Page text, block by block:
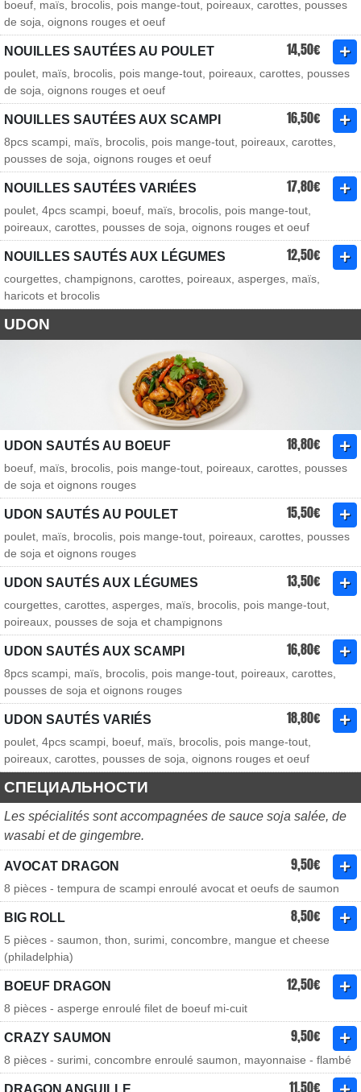
boeuf, maïs, brocolis, pois mange-tout, poireaux, carottes, pousses
de soja, oignons rouges et oeuf
NOUILLES SAUTÉES AU POULET 14,50€
poulet, maïs, brocolis, pois mange-tout, poireaux, carottes, pousses
de soja, oignons rouges et oeuf
NOUILLES SAUTÉES AUX SCAMPI 16,50€
8pcs scampi, maïs, brocolis, pois mange-tout, poireaux, carottes,
pousses de soja, oignons rouges et oeuf
NOUILLES SAUTÉES VARIÉES 17,80€
poulet, 4pcs scampi, boeuf, maïs, brocolis, pois mange-tout,
poireaux, carottes, pousses de soja, oignons rouges et oeuf
NOUILLES SAUTÉS AUX LÉGUMES 12,50€
courgettes, champignons, carottes, poireaux, asperges, maïs,
haricots et brocolis
UDON
UDON SAUTÉS AU BOEUF 18,80€
boeuf, maïs, brocolis, pois mange-tout, poireaux, carottes, pousses
de soja et oignons rouges
UDON SAUTÉS AU POULET 15,50€
poulet, maïs, brocolis, pois mange-tout, poireaux, carottes, pousses
de soja et oignons rouges
UDON SAUTÉS AUX LÉGUMES 13,50€
courgettes, carottes, asperges, maïs, brocolis, pois mange-tout,
poireaux, pousses de soja et champignons
UDON SAUTÉS AUX SCAMPI 16,80€
8pcs scampi, maïs, brocolis, pois mange-tout, poireaux, carottes,
pousses de soja et oignons rouges
UDON SAUTÉS VARIÉS 18,80€
poulet, 4pcs scampi, boeuf, maïs, brocolis, pois mange-tout,
poireaux, carottes, pousses de soja, oignons rouges et oeuf
СПЕЦИАЛЬНОСТИ
Les spécialités sont accompagnées de sauce soja salée, de
wasabi et de gingembre.
AVOCAT DRAGON 9,50€
8 pièces - tempura de scampi enroulé avocat et oeufs de saumon
BIG ROLL 8,50€
5 pièces - saumon, thon, surimi, concombre, mangue et cheese
(philadelphia)
BOEUF DRAGON 12,50€
8 pièces - asperge enroulé filet de boeuf mi-cuit
CRAZY SAUMON 9,50€
8 pièces - surimi, concombre enroulé saumon, mayonnaise - flambé
DRAGON ANGUILLE 11,50€